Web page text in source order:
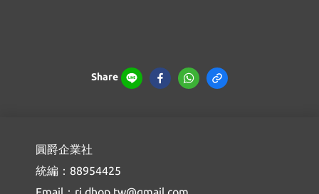
Share
圓爵企業社
統編：88954425